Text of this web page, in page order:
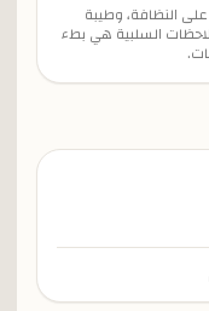
على النظافة، وطيبة
السلبية هي بطء